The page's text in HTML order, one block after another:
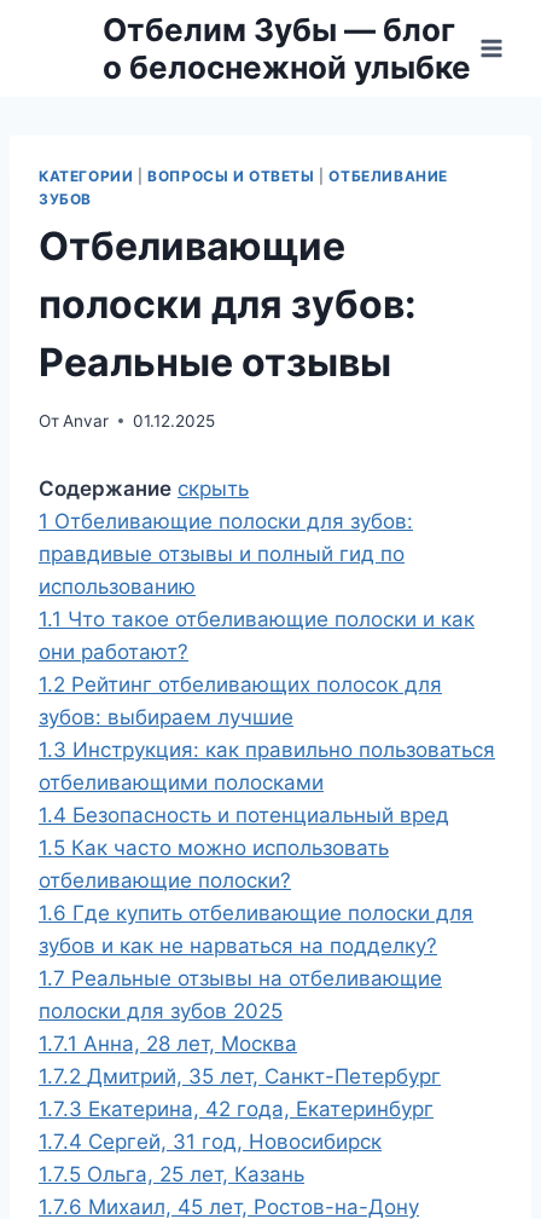
содержимому
Отбелим Зубы — блог
о белоснежной улыбке
КАТЕГОРИИ |ВОПРОСЫ И ОТВЕТЫ |ОТБЕЛИВАНИЕ
ЗУБОВ
Отбеливающие
полоски для зубов:
Реальные отзывы
ОтAnvar 01.12.2025
Содержание скрыть
1 Отбеливающие полоски для зубов:
правдивые отзывы и полный гид по
использованию
1.1 Что такое отбеливающие полоски и как
они работают?
1.2 Рейтинг отбеливающих полосок для
зубов: выбираем лучшие
1.3 Инструкция: как правильно пользоваться
отбеливающими полосками
1.4 Безопасность и потенциальный вред
1.5 Как часто можно использовать
отбеливающие полоски?
1.6 Где купить отбеливающие полоски для
зубов и как не нарваться на подделку?
1.7 Реальные отзывы на отбеливающие
полоски для зубов 2025
1.7.1 Анна, 28 лет, Москва
1.7.2 Дмитрий, 35 лет, Санкт-Петербург
1.7.3 Екатерина, 42 года, Екатеринбург
1.7.4 Сергей, 31 год, Новосибирск
1.7.5 Ольга, 25 лет, Казань
1.7.6 Михаил, 45 лет, Ростов-на-Дону